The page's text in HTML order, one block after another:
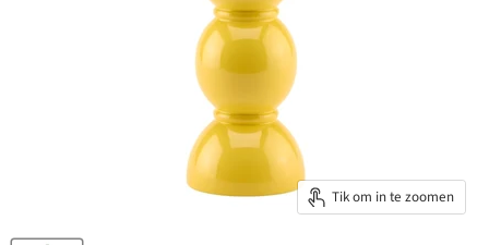
Tik om in te zoomen